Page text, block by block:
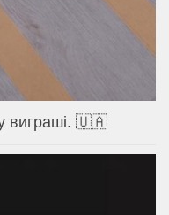
виграші. 🇺🇦